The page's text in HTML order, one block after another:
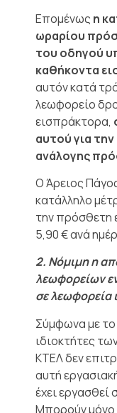
Επομένως η
ωραρίου
του οδηγού
καθήκοντα
αυτόν κατά
λεωφορείο
εισπράκτορα,
αυτού για
ανάλογης
Ο Άρειος
κατάλληλο
την πρόσθετη
5,90 € ανά
2. Νόμιμη η
λεωφορείων
σε λεωφορεία
Σύμφωνα με
ιδιοκτήτες
ΚΤΕΛ δεν
αυτή
έχει
Μπορούν μόνο